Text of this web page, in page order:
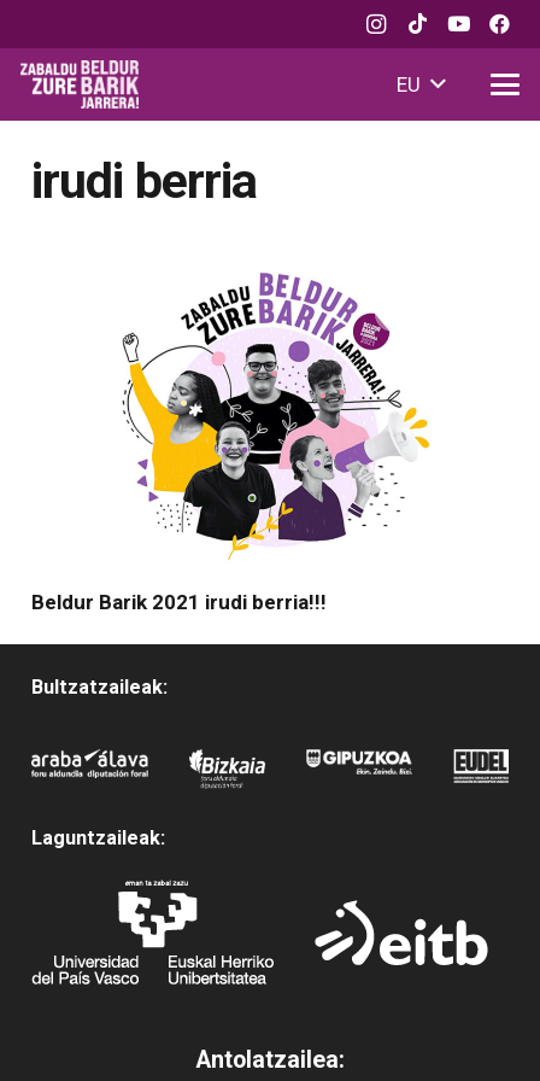
EU
irudi berria
Beldur Barik 2021 irudi berria!!!
Bultzatzaileak:
Laguntzaileak:
Antolatzailea: